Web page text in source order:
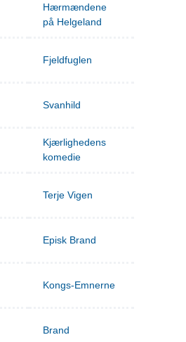
Hærmændene
på Helgeland
Fjeldfuglen
Svanhild
Kjærlighedens
komedie
Terje Vigen
Episk Brand
Kongs-Emnerne
Brand